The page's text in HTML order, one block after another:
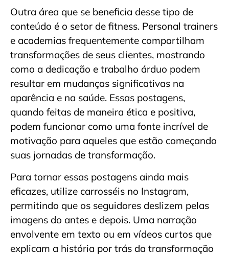
Outra área que se beneficia desse tipo de
conteúdo é o setor de fitness. Personal trainers
e academias frequentemente compartilham
transformações de seus clientes, mostrando
como a dedicação e trabalho árduo podem
resultar em mudanças significativas na
aparência e na saúde. Essas postagens,
quando feitas de maneira ética e positiva,
podem funcionar como uma fonte incrível de
motivação para aqueles que estão começando
suas jornadas de transformação.
Para tornar essas postagens ainda mais
eficazes, utilize carrosséis no Instagram,
permitindo que os seguidores deslizem pelas
imagens do antes e depois. Uma narração
envolvente em texto ou em vídeos curtos que
explicam a história por trás da transformação